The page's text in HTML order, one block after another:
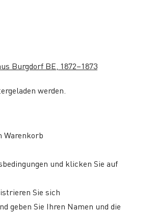
Burgdorf BE, 1872–1873
werden.
Warenkorb
und klicken Sie auf
Sie sich
geben Sie Ihren Namen und die